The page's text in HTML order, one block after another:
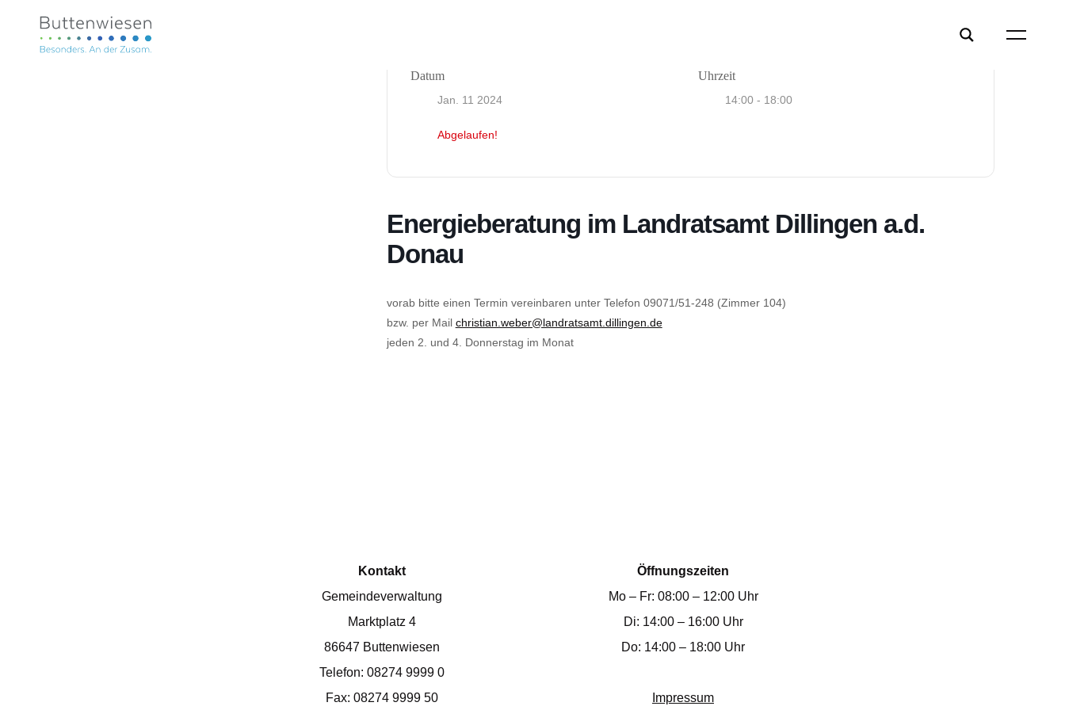
Datum
Jan. 11 2024
Abgelaufen!
Uhrzeit
14:00 - 18:00
Energieberatung im Landratsamt Dillingen a.d.
Donau
vorab bitte einen Termin vereinbaren unter Telefon 09071/51-248 (Zimmer 104)
bzw. per Mail christian.weber@landratsamt.dillingen.de
jeden 2. und 4. Donnerstag im Monat
Kontakt
Gemeindeverwaltung
Marktplatz 4
86647 Buttenwiesen
Telefon: 08274 9999 0
Fax: 08274 9999 50
Öffnungszeiten
Mo – Fr: 08:00 – 12:00 Uhr
Di: 14:00 – 16:00 Uhr
Do: 14:00 – 18:00 Uhr
Impressum